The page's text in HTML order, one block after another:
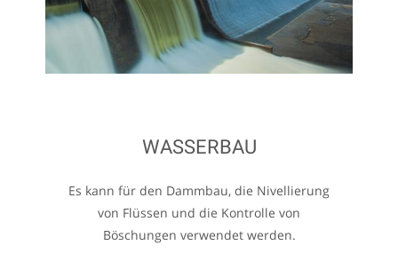
WASSERBAU
Es kann für den Dammbau, die Nivellierung
von Flüssen und die Kontrolle von
Böschungen verwendet werden.